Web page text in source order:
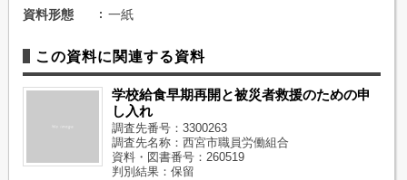
資料形態 一紙
この資料に関連する資料
学校給食早期再開と被災者救援のための申
し入れ
調査先番号：3300263
調査先名称：西宮市職員労働組合
資料・図書番号：260519
判別結果：保留